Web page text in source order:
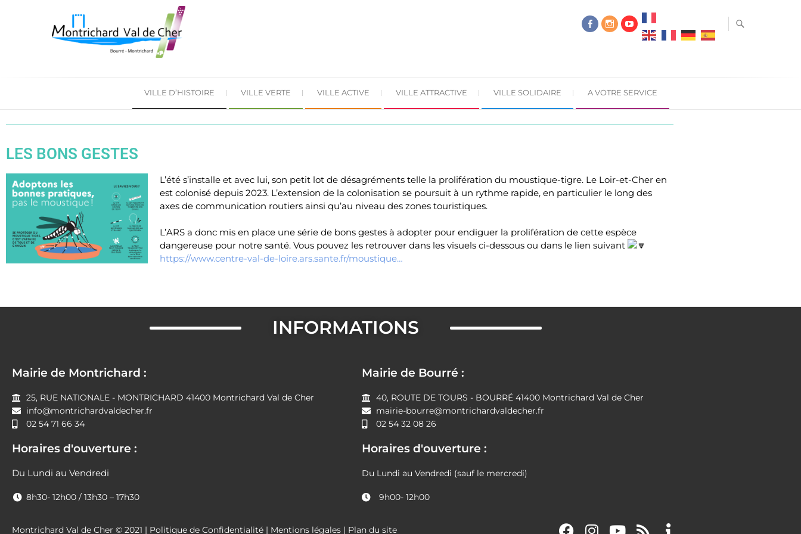
VILLE D’HISTOIRE VILLE VERTE VILLE ACTIVE VILLE ATTRACTIVE VILLE SOLIDAIRE A VOTRE SERVICE
LES BONS GESTES
L’été s’installe et avec lui, son petit lot de désagréments telle la prolifération du moustique-tigre. Le Loir-et-Cher en
est colonisé depuis 2023. L’extension de la colonisation se poursuit à un rythme rapide, en particulier le long des
axes de communication routiers ainsi qu’au niveau des zones touristiques.
L’ARS a donc mis en place une série de bons gestes à adopter pour endiguer la prolifération de cette espèce
dangereuse pour notre santé. Vous pouvez les retrouver dans les visuels ci-dessous ou dans le lien suivant
https://www.centre-val-de-loire.ars.sante.fr/moustique…
INFORMATIONS
Mairie de Montrichard :
25, RUE NATIONALE - MONTRICHARD 41400 Montrichard Val de Cher
info@montrichardvaldecher.fr
02 54 71 66 34
Horaires d'ouverture :
Du Lundi au Vendredi
8h30- 12h00 / 13h30 – 17h30
Mairie de Bourré :
40, ROUTE DE TOURS - BOURRÉ 41400 Montrichard Val de Cher
mairie-bourre@montrichardvaldecher.fr
02 54 32 08 26
Horaires d'ouverture :
Du Lundi au Vendredi (sauf le mercredi)
9h00- 12h00
Montrichard Val de Cher © 2021 | Politique de Confidentialité | Mentions légales | Plan du site